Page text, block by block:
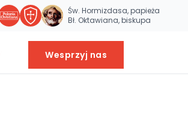
Św. Hormizdasa, papieża
Bł. Oktawiana, biskupa
Wesprzyj nas